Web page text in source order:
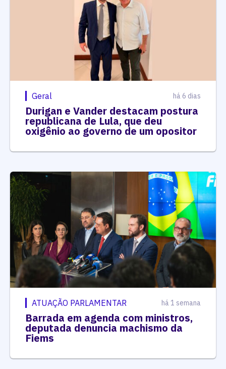
Geral há 6 dias
Durigan e Vander destacam postura
republicana de Lula, que deu
oxigênio ao governo de um opositor
ATUAÇÃO PARLAMENTAR há 1 semana
Barrada em agenda com ministros,
deputada denuncia machismo da
Fiems